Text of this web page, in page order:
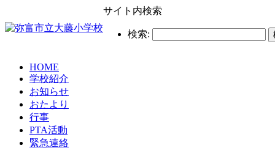
サイト内検索
検索:
HOME
学校紹介
お知らせ
おたより
行事
PTA活動
緊急連絡